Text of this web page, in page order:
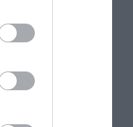
σταδιακά
Αλλά
Μάνα-
στους